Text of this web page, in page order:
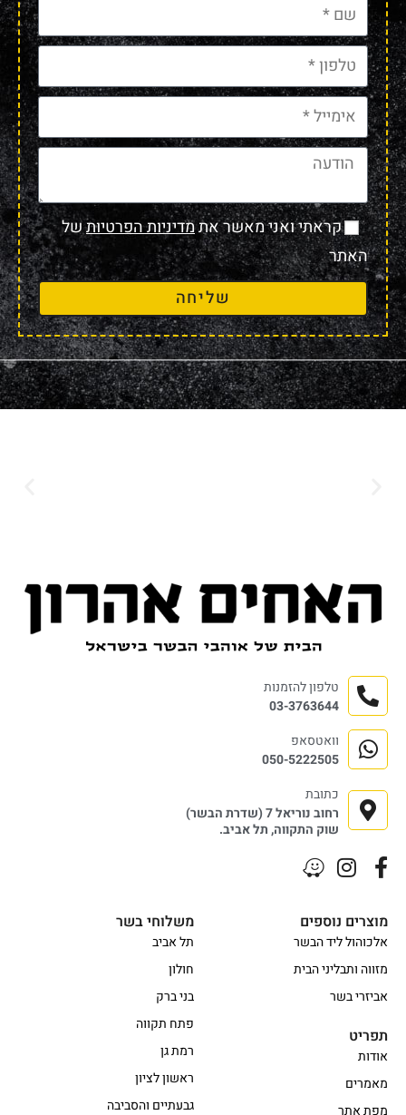
קראתי ואני מאשר אתמדיניות הפרטיותשל
האתר
שליחה
משלוחי בשר
תל אביב
חולון
בני ברק
פתח תקווה
רמת גן
ראשון לציון
גבעתיים והסביבה
מוצרים נוספים
אלכוהול ליד הבשר
מזווה ותבליני הבית
אביזרי בשר
תפריט
אודות
מאמרים
מפת אתר
טלפון להזמנות
03-3763644
וואטסאפ
050-5222505
כתובת
רחוב נוריאל 7 (שדרת הבשר)
שוק התקווה, תל אביב.